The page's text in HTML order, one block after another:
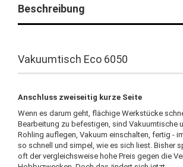
Beschreibung
Vakuumtisch Eco 6050
Anschluss zweiseitig kurze Seite
Wenn es darum geht, flächige Werkstücke
Bearbeitung zu befestigen, sind Vakuumtische
Rohling auflegen, Vakuum einschalten, fertig -
so schnell und simpel, wie es sich liest. Bisher
oft der vergleichsweise hohe Preis gegen die